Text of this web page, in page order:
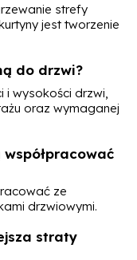
strefy
jest tworzenie
do drzwi?
wysokości drzwi,
oraz wymaganej
ze
drzwiowymi.
straty